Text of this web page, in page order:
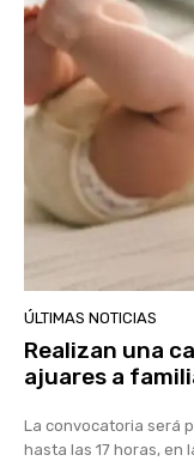
ÚLTIMAS NOTICIAS
Realizan una
ajuares a
La convocatoria será
hasta las 17 horas, en